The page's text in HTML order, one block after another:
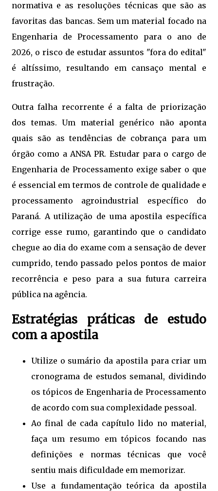
normativa e as resoluções técnicas que são as
favoritas das bancas. Sem um material focado na
Engenharia de Processamento para o ano de
2026, o risco de estudar assuntos "fora do edital"
é altíssimo, resultando em cansaço mental e
frustração.
Outra falha recorrente é a falta de priorização
dos temas. Um material genérico não aponta
quais são as tendências de cobrança para um
órgão como a ANSA PR. Estudar para o cargo de
Engenharia de Processamento exige saber o que
é essencial em termos de controle de qualidade e
processamento agroindustrial específico do
Paraná. A utilização de uma apostila específica
corrige esse rumo, garantindo que o candidato
chegue ao dia do exame com a sensação de dever
cumprido, tendo passado pelos pontos de maior
recorrência e peso para a sua futura carreira
pública na agência.
Estratégias práticas de estudo
com a apostila
Utilize o sumário da apostila para criar um
cronograma de estudos semanal, dividindo
os tópicos de Engenharia de Processamento
de acordo com sua complexidade pessoal.
Ao final de cada capítulo lido no material,
faça um resumo em tópicos focando nas
definições e normas técnicas que você
sentiu mais dificuldade em memorizar.
Use a fundamentação teórica da apostila